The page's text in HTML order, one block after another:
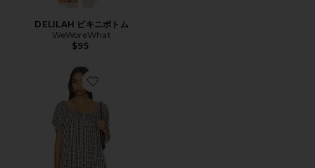
DELILAH ビキニボトム
WeWoreWhat
$95
Favorite DRESS ドレス